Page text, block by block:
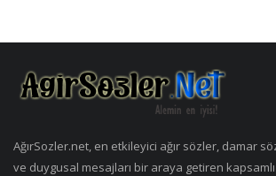
AğırSozler.net, en etkileyici ağır sözler, damar
ve duygusal mesajları bir araya getiren